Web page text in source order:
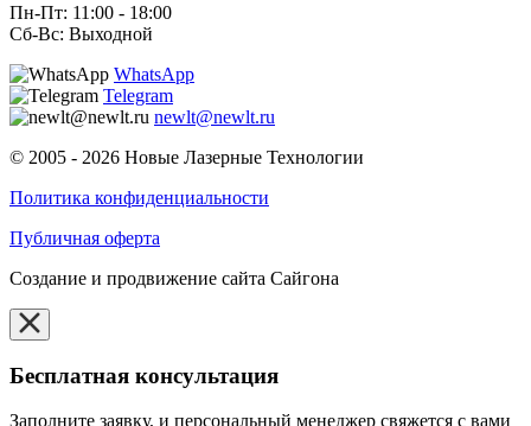
Пн-Пт: 11:00 - 18:00
Сб-Вс: Выходной
WhatsApp
Telegram
newlt@newlt.ru
© 2005 - 2026 Новые Лазерные Технологии
Политика конфиденциальности
Публичная оферта
Создание и продвижение сайта Сайгона
Бесплатная консультация
Заполните заявку, и персональный менеджер свяжется с вами